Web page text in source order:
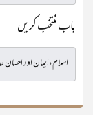
باب منتخب کریں